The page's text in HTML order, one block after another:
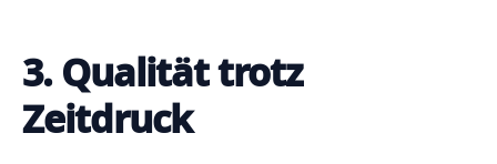
3. Qualität trotz
Zeitdruck